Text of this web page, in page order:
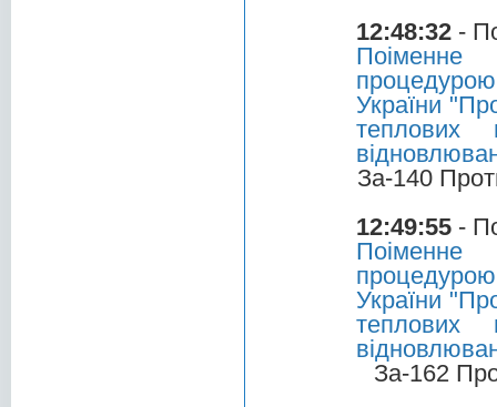
12:48:32 -
Поіменне
України
теплових
За-140
12:49:55 -
Поіменне
України
теплових
За-162